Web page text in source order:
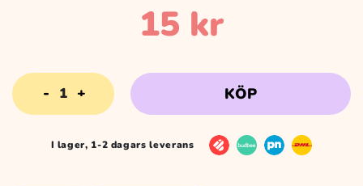
15 kr
enfärgade
6-
pack
KÖP
I lager, 1-2 dagars leverans